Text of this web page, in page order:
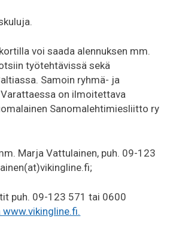
voi saada alennuksen mm.
työtehtävissä sekä
Samoin ryhmä- ja
on ilmoitettava
Sanomalehtimiesliitto ry
Marja Vattulainen, puh. 09-123
puh. 09-123 571 tai 0600